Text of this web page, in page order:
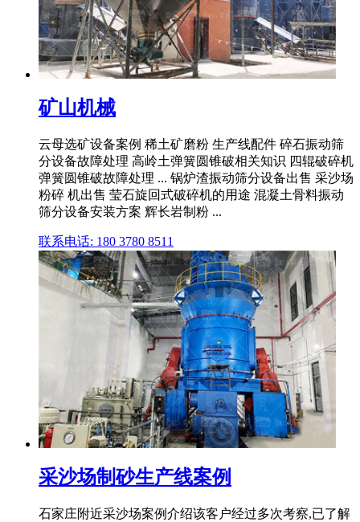
矿山机械
云母选矿设备案例 稀土矿磨粉 生产线配件 碎石振动筛
分设备故障处理 高岭土弹簧圆锥破相关知识 四辊破碎机
弹簧圆锥破故障处理 ... 锅炉渣振动筛分设备出售 采沙场
粉碎 机出售 莹石旋回式破碎机的用途 混凝土骨料振动
筛分设备安装方案 辉长岩制粉 ...
联系电话: 180 3780 8511
采沙场制砂生产线案例
石家庄附近采沙场案例介绍该客户经过多次考察,已了解